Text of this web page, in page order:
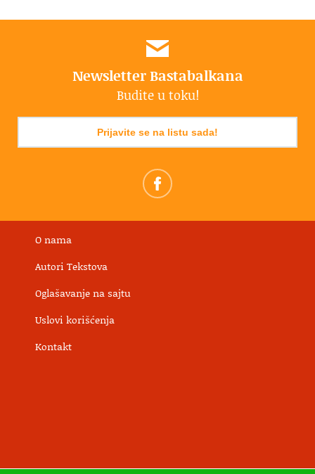
Newsletter Bastabalkana
Budite u toku!
Prijavite se na listu sada!
O nama
Autori Tekstova
Oglašavanje na sajtu
Uslovi korišćenja
Kontakt